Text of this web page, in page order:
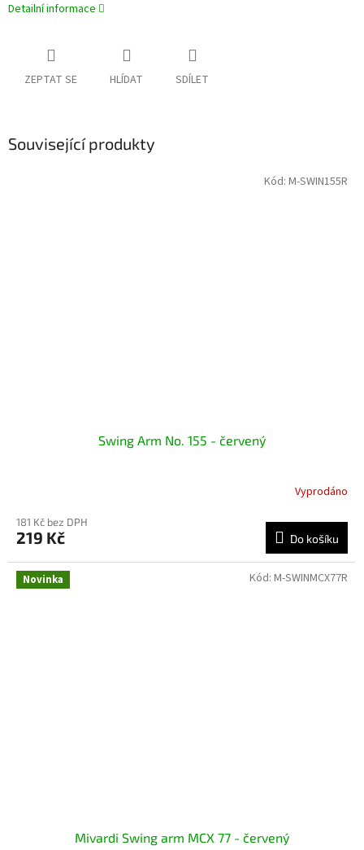
Detailní informace
ZEPTAT SE HLÍDAT SDÍLET
Související produkty
Swing Arm No. 155 - červený
Vyprodáno
181 Kč bez DPH
219 Kč Do košíku
Kód: M-SWIN155R
Novinka
Mivardi Swing arm MCX 77 - červený
Kód: M-SWINMCX77R